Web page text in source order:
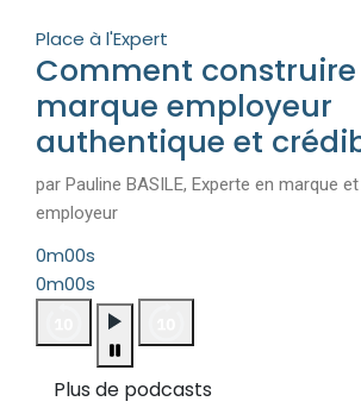
Place à l'Expert
Comment
marque employeur
authentique et
par Pauline BASILE, Experte en marque
employeur
0m00s
0m00s
Plus de podcasts